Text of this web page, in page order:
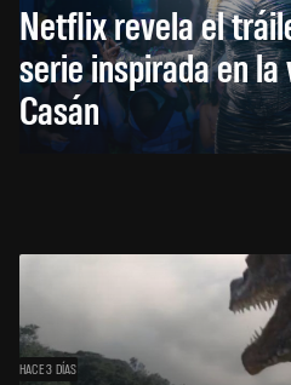
Netflix revela el
serie inspirada en
Casán
HACE 3 DÍAS